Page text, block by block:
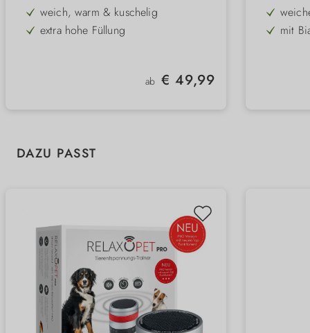
weich, warm & kuschelig
extra hohe Füllung
Überzug maschinenwaschbarRegulärer Preis:
ab € 49,99
mit
Produktgalerie überspringen
DAZU PASST